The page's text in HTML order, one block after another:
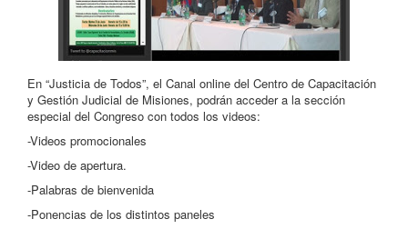
En “Justicia de Todos”, el Canal online del Centro de Capacitación
y Gestión Judicial de Misiones, podrán acceder a la sección
especial del Congreso con todos los videos:
-Videos promocionales
-Video de apertura.
-Palabras de bienvenida
-Ponencias de los distintos paneles